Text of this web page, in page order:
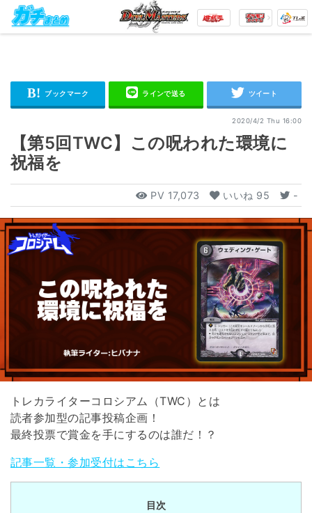
2020/4/2 Thu 16:00
【第5回TWC】この呪われた環境に
祝福を
PV 17,073 いいね 95 -
トレカライターコロシアム（TWC）とは
読者参加型の記事投稿企画！
最終投票で賞金を手にするのは誰だ！？
記事一覧・参加受付はこちら
目次